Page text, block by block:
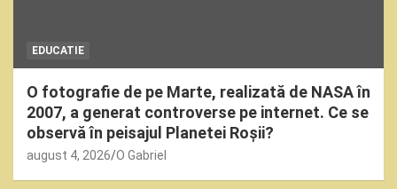
EDUCATIE
O fotografie de pe Marte, realizată de NASA în
2007, a generat controverse pe internet. Ce se
observă în peisajul Planetei Roșii?
august 4, 2026 O Gabriel